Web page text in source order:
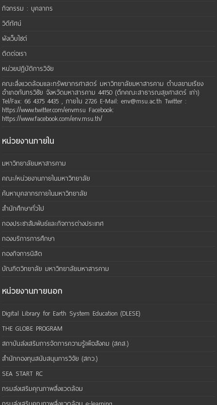
กิจกรรม : บุคลากร
วิดีทัศน์
ผังเว็บไซต์
ติดต่อเรา
หน่วยปฏิบัติการวิจัย
คณะสิ่งแวดล้อมและทรัพยากรศาสตร์ มหาวิทยาลัยมหาสารคาม ตำบลขามเรียง
อำเภอกันทรวิชัย จังหวัดมหาสารคาม 44150 (ตึกคณะสาธารณสุขศาสตร์ เก่า)
Tel/Fax: 66 4375 4435 , ภายใน 2726 E-Mail: env@msu.ac.th Twitter :
https://www.twitter.com/envmsu Facebook:
https://www.facebook.com/env.msu.th/
หน่วยงานภายใน
มหาวิทยาลัยมหาสารคาม
คณะ/หน่วยงานภายในมหาวิทยาลัย
ค้นหาบุคลากรภายในมหาวิทยาลัย
สำนักศึกษาทั่วไป
กองประชาสัมพันธ์และกิจการต่างประเทศ
กองบริการการศึกษา
กองกิจการนิสิต
บัณฑิตวิทยาลัย มหาวิทยาลัยมหาสารคาม
หน่วยงานภายนอก
Digital Library for Earth System Education (DLESE)
THE GLOBE PROGRAM
สถาบันส่งเสริมการจัดการความรู้เพือสังคม (สคส.)
สำนักกองทุนสนับสนุนการวิจัย (สกว.)
SEA START RC
กรมส่งเสริมคุณภาพสิ่งแวดล้อม